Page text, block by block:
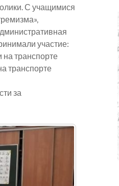
С учащимися
участие:
транспорте
транспорте
за